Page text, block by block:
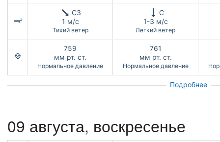
СЗ
1 м/с
Тихий ветер
С
1-3 м/с
Легкий ветер
759
мм рт. ст.
Нормальное давление
761
мм рт. ст.
Нормальное давление
Подробнее
09 августа, воскресенье